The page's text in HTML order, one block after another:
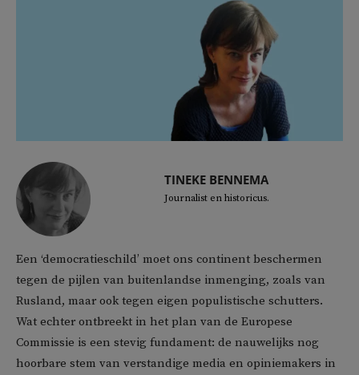
TINEKE BENNEMA
Journalist en historicus.
Een ‘democratieschild’ moet ons continent beschermen
tegen de pijlen van buitenlandse inmenging, zoals van
Rusland, maar ook tegen eigen populistische schutters.
Wat echter ontbreekt in het plan van de Europese
Commissie is een stevig fundament: de nauwelijks nog
hoorbare stem van verstandige media en opiniemakers in